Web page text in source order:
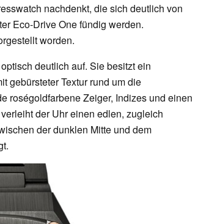
nachdenkt, die sich deutlich von
Eco-Drive One fündig werden.
worden.
deutlich auf. Sie besitzt ein
gebürsteter Textur rund um die
roségoldfarbene Zeiger, Indizes und einen
der Uhr einen edlen, zugleich
der dunklen Mitte und dem